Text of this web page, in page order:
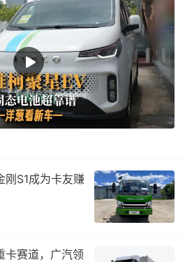
刚S1成为卡友赚
卡赛道，广汽领